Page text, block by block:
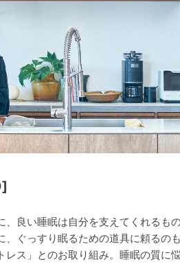
良い睡眠は自分を支えてくれるも
ぐっすり眠るための道具に頼るの
ス」とのお取り組み。睡眠の質に